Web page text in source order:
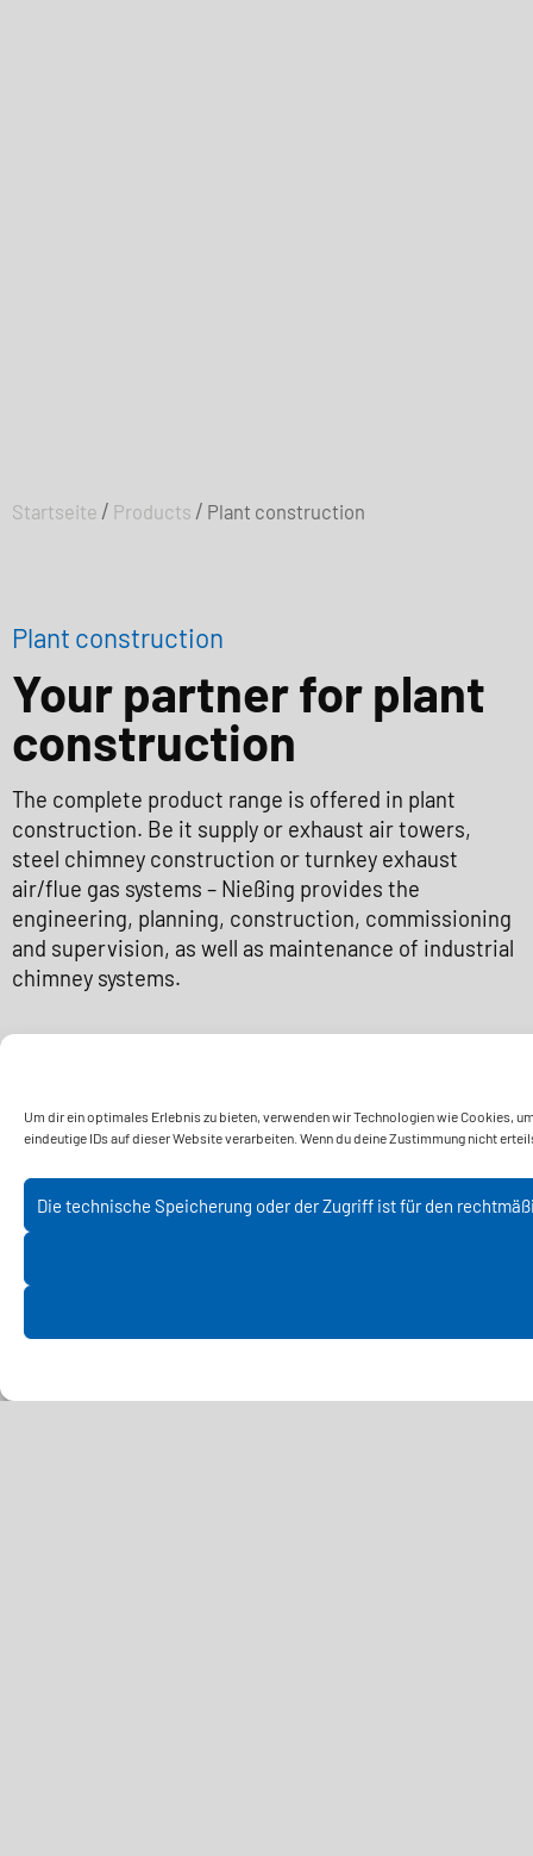
Um dir ein optimales Erlebnis zu bieten, verwenden wir Technologien wie Cookies,
eindeutige IDs auf dieser Website verarbeiten. Wenn du deine Zustimmung nicht
Die technische Speicherung oder der Zugriff ist für den
Startseite / Products / Plant construction
Plant construction
Your partner for plant
construction
The complete product range is offered in plant
construction. Be it supply or exhaust air towers,
steel chimney construction or turnkey exhaust
air/flue gas systems – Nießing provides the
engineering, planning, construction, commissioning
and supervision, as well as maintenance of industrial
chimney systems.